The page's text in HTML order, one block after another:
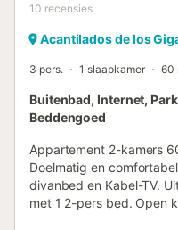
10 recensies
Acantilados de los
3 pers. 1 slaapkamer 60
Buitenbad, Internet,
Beddengoed
Appartement 2-kamers
Doelmatig en
divanbed en Kabel-TV.
met 1 2-pers bed. Open